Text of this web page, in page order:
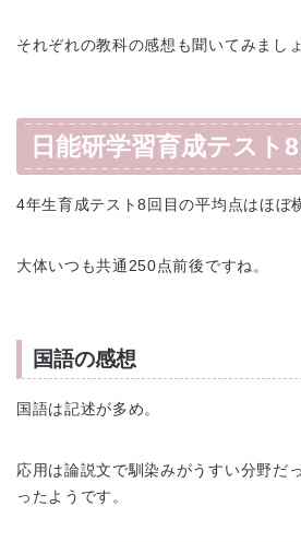
それぞれの教科の感想も聞いてみましょ
日能研学習育成テスト
4年生育成テスト8回目の平均点はほぼ
大体いつも共通250点前後ですね。
国語の感想
国語は記述が多め。
応用は論説文で馴染みがうすい分野だ
ったようです。